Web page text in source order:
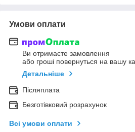
Умови оплати
Ви отримаєте замовлення
або гроші повернуться на вашу
Детальніше
Післяплата
Безготівковий розрахунок
Всі умови оплати